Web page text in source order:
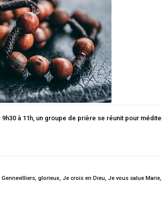
9h30 à 11h, un groupe de prière se réunit pour
Gennevilliers, glorieux, Je crois en Dieu, Je vous salue Marie,